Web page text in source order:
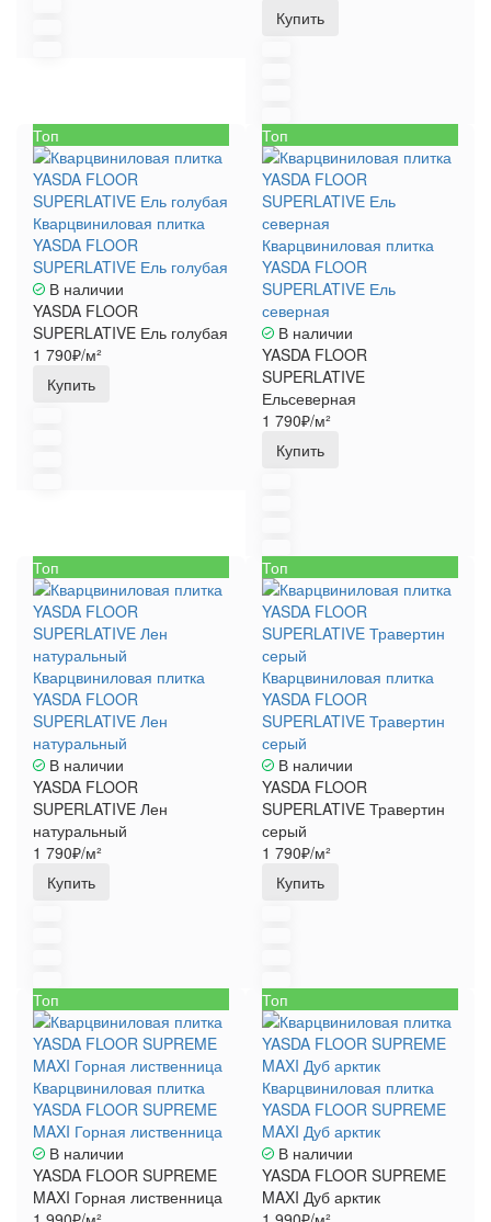
Купить
Топ
Кварцвиниловая плитка
YASDA FLOOR
SUPERLATIVE Ель голубая
В наличии
YASDA FLOOR
SUPERLATIVE Ель голубая
1 790₽/м²
Купить
Топ
Кварцвиниловая плитка
YASDA FLOOR
SUPERLATIVE Ель
северная
В наличии
YASDA FLOOR
SUPERLATIVE
Ельсеверная
1 790₽/м²
Купить
Топ
Кварцвиниловая плитка
YASDA FLOOR
SUPERLATIVE Лен
натуральный
В наличии
YASDA FLOOR
SUPERLATIVE Лен
натуральный
1 790₽/м²
Купить
Топ
Кварцвиниловая плитка
YASDA FLOOR
SUPERLATIVE Травертин
серый
В наличии
YASDA FLOOR
SUPERLATIVE Травертин
серый
1 790₽/м²
Купить
Топ
Кварцвиниловая плитка
YASDA FLOOR SUPREME
MAXI Горная лиственница
В наличии
YASDA FLOOR SUPREME
MAXI Горная лиственница
Топ
Кварцвиниловая плитка
YASDA FLOOR SUPREME
MAXI Дуб арктик
В наличии
YASDA FLOOR SUPREME
MAXI Дуб арктик